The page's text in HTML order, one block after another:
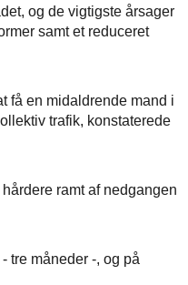
og de vigtigste årsager
samt et reduceret
få en midaldrende mand i
trafik, konstaterede
ramt af nedgangen
tre måneder -, og på